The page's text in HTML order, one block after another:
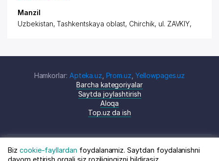
Manzil
Uzbekistan, Tashkentskaya oblast, Chirchik, ul. ZAVKIY,
Hamkorlar: Apteka.uz Prom.uz ,Yellowpages.uz
Barcha kategoriyalar
Saytda joylashtirish
Aloqa
Top.uz da ish
© Top.uz, 2024 O'zbekiston kompaniyalari Shartnoma
Biz cookie-fayllardan foydalanamiz. Saytdan foydalanishni
davom ettirish orqali siz roziligingizni bildirasiz